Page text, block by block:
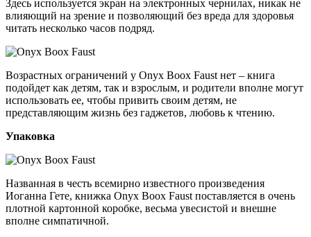
Здесь используется экран на электронных чернилах, никак не
влияющий на зрение и позволяющий без вреда для здоровья
читать несколько часов подряд.
Возрастных ограничений у Onyx Boox Faust нет – книга
подойдет как детям, так и взрослым, и родители вполне могут
использовать ее, чтобы привить своим детям, не
представляющим жизнь без гаджетов, любовь к чтению.
Упаковка
Названная в честь всемирно известного произведения
Иоганна Гете, книжка Onyx Boox Faust поставляется в очень
плотной картонной коробке, весьма увесистой и внешне
вполне симпатичной.